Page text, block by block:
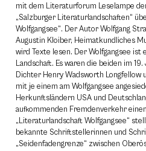
mit dem Literaturforum Leselampe
„Salzburger Literaturlandschaften“
Wolfgangsee“. Der Autor Wolfgang
Augustin Kloiber, Heimatkundliches
wird Texte lesen. Der Wolfgangsee
Landschaft. Es waren die beiden im
Dichter Henry Wadsworth Longfellow
mit je einem am Wolfgangsee
Herkunftsländern USA und
aufkommenden Fremdenverkehr
„Literaturlandschaft Wolfgangsee“
bekannte Schriftstellerinnen und
„Seidenfadengrenze“ zwischen